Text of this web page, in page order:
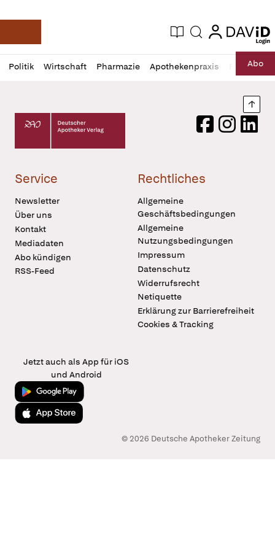
Deutsche Apotheker Zeitung
Aktuelle Ausgabe
Suche login
login
Politik Wirtschaft Pharmazie Apothekenpraxis RechtAbo
Profil
öffnen
Daz
Pur
Deutscher Apotheker Verlag Logo
FacebookInstagram
Service
Newsletter
Über uns
Kontakt
Mediadaten
Abo kündigen
RSS-Feed
Rechtliches
Allgemeine
Geschäftsbedingungen
Allgemeine
Nutzungsbedingungen
Impressum
Datenschutz
Widerrufsrecht
Netiquette
Erklärung zur Barrierefreiheit
Cookies & Tracking
Jetzt auch als App für iOS
und Android
Jetzt bei Google Play
Laden im App Store
© 2026 Deutsche Apotheker Zeitung